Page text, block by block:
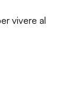
vivere al